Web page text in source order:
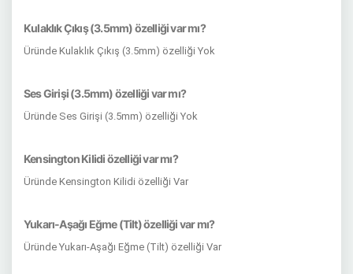
Kulaklık Çıkış (3.5mm) özelliği var mı?
Üründe Kulaklık Çıkış (3.5mm) özelliği Yok
Ses Girişi (3.5mm) özelliği var mı?
Üründe Ses Girişi (3.5mm) özelliği Yok
Kensington Kilidi özelliği var mı?
Üründe Kensington Kilidi özelliği Var
Yukarı-Aşağı Eğme (Tilt) özelliği var mı?
Üründe Yukarı-Aşağı Eğme (Tilt) özelliği Var